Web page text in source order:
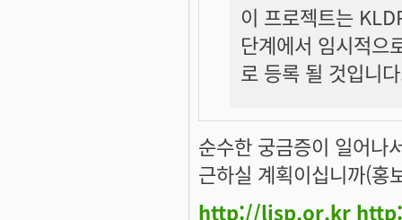
이 프로젝트는
단계에서 임시적으
로 등록 될 것입니
순수한 궁금증이 일어나
근하실 계획이십니까(홍
http://lisp.or.kr